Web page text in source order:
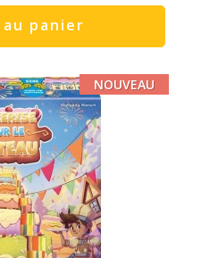
panier
NOUVEAU